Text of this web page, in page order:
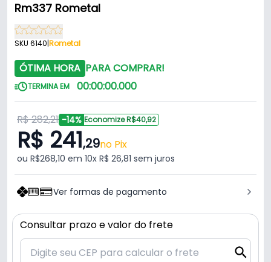
Rm337 Rometal
SKU 6140|Rometal
ÓTIMA HORA PARA COMPRAR!
TERMINA EM 00:00:00.000
R$ 282,21 -14% Economize R$40,92
R$ 241,29no Pix
ou R$268,10 em 10x R$ 26,81 sem juros
Ver formas de pagamento
Consultar prazo e valor do frete